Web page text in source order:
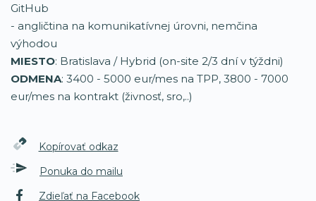
GitHub
- angličtina na komunikatívnej úrovni, nemčina
výhodou
MIESTO: Bratislava / Hybrid (on-site 2/3 dní v týždni)
ODMENA: 3400 - 5000 eur/mes na TPP, 3800 - 7000
eur/mes na kontrakt (živnosť, sro,..)
Kopírovať odkaz
Ponuka do mailu
Zdieľať na Facebook